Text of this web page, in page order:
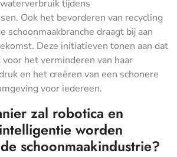
tijdens
Ook het bevorderen van recycling
schoonmaakbranche draagt bij aan
Deze initiatieven tonen aan dat
het verminderen van haar
en het creëren van een schonere
voor iedereen.
zal robotica en
worden
schoonmaakindustrie?